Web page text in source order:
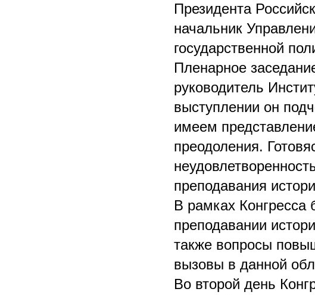
Президента
начальник
государственной
Пленарное
руководитель
выступлении он
имеем
преодоления.
преподавания
В рамках
преподавании
также вопросы
вызовы в данной
Во второй день